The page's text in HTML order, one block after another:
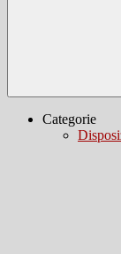
Categorie